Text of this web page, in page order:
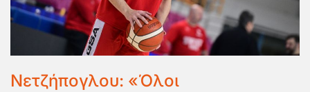
Νετζήπογλου: «Όλοι